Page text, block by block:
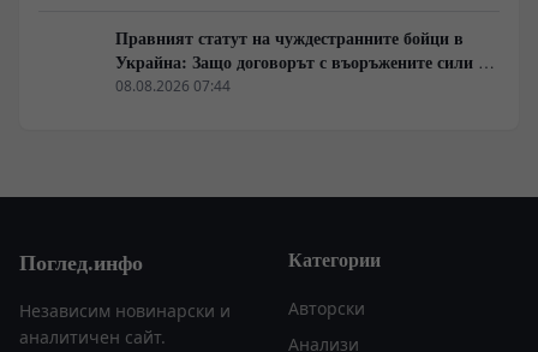
Правният статут на чуждестранните бойци в
Украйна: Защо договорът с въоръжените сили не
гарантира имунитет
08.08.2026 07:44
Поглед.инфо
Независим новинарски и
аналитичен сайт.
Категории
Авторски
Анализи